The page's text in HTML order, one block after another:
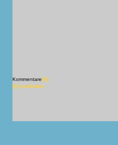
Kommentare[X]
[X] schließen